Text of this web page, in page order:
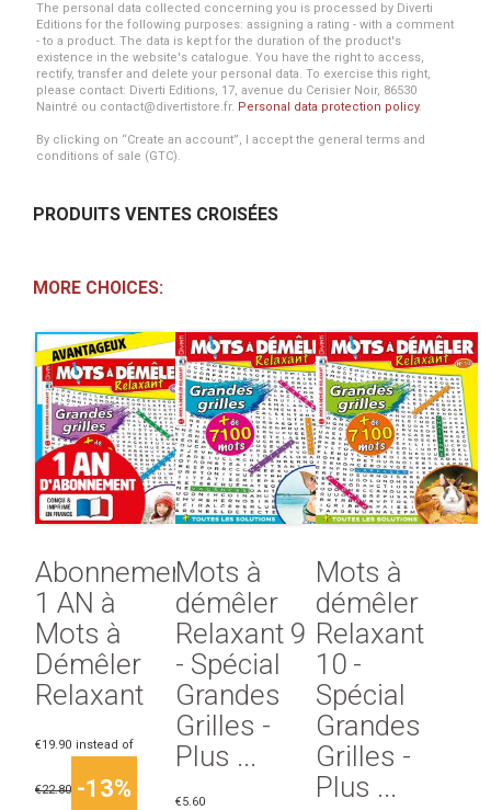
The personal data collected concerning you is processed by Diverti
Editions for the following purposes: assigning a rating - with a comment
- to a product. The data is kept for the duration of the product's
existence in the website's catalogue. You have the right to access,
rectify, transfer and delete your personal data. To exercise this right,
please contact: Diverti Editions, 17, avenue du Cerisier Noir, 86530
Naintré ou contact@divertistore.fr. Personal data protection policy.
By clicking on “Create an account”, I accept the general terms and
conditions of sale (GTC).
PRODUITS VENTES CROISÉES
MORE CHOICES:
Abonnement
1 AN à
Mots à
Démêler
Relaxant
€19.90 instead of
€22.80 -13%
Mots à
démêler
Relaxant 9
- Spécial
Grandes
Grilles -
Plus ...
€5.60
Mots à
démêler
Relaxant
10 -
Spécial
Grandes
Grilles -
Plus ...